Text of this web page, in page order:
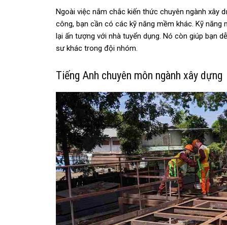
Ngoài việc nắm chắc kiến thức chuyên ngành xây
công, bạn cần có các kỹ năng mềm khác. Kỹ
lại ấn tượng với nhà tuyển dụng. Nó còn giúp bạn
sư khác trong đội nhóm.
Tiếng Anh chuyên môn ngành xây dựng